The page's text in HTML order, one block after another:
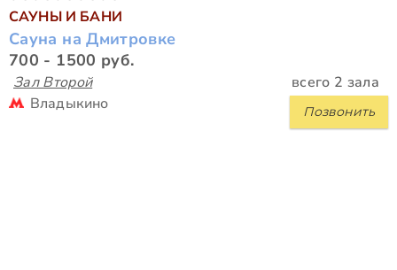
САУНЫ И БАНИ
Сауна на Дмитровке
700 - 1500 руб.
Зал Второй всего 2 зала
Позвонить
Владыкино